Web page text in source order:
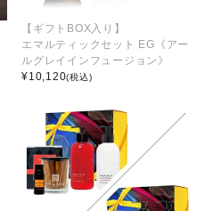
【ギフトBOX入り】
エマルティックセット EG《アー
ルグレイインフュージョン》
¥10,120(税込)